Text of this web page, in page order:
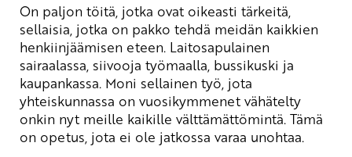
On paljon töitä, jotka ovat oikeasti tärkeitä,
sellaisia, jotka on pakko tehdä meidän kaikkien
henkiinjäämisen eteen. Laitosapulainen
sairaalassa, siivooja työmaalla, bussikuski ja
kaupankassa. Moni sellainen työ, jota
yhteiskunnassa on vuosikymmenet vähätelty
onkin nyt meille kaikille välttämättömintä. Tämä
on opetus, jota ei ole jatkossa varaa unohtaa.